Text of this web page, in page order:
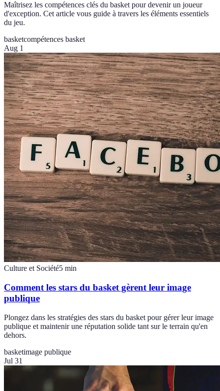
Maîtrisez les compétences clés du basket pour devenir un joueur
d'exception. Cet article vous guide à travers les éléments essentiels
du jeu.
basketcompétences basket
Aug 1
Culture et Société5 min
Comment les stars du basket gèrent leur image
publique
Plongez dans les stratégies des stars du basket pour gérer leur image
publique et maintenir une réputation solide tant sur le terrain qu'en
dehors.
basketimage publique
Jul 31